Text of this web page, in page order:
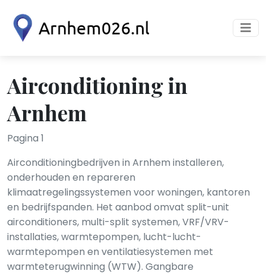
Airconditioning in
Arnhem
Pagina 1
Airconditioningbedrijven in Arnhem installeren,
onderhouden en repareren
klimaatregelingssystemen voor woningen, kantoren
en bedrijfspanden. Het aanbod omvat split-unit
airconditioners, multi-split systemen, VRF/VRV-
installaties, warmtepompen, lucht-lucht-
warmtepompen en ventilatiesystemen met
warmteterugwinning (WTW). Gangbare